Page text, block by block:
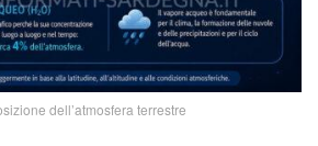
dell’atmosfera terrestre